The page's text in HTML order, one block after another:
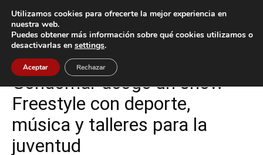
Inicio Cultura / Ocio
Cultura / Ocio Deportes Gondomar
Gondomar acoge un show
Freestyle con deporte,
música y talleres para la
juventud
Utilizamos cookies para ofrecerte la mejor experiencia en
nuestra web.
Puedes obtener más información sobre qué cookies utilizamos o
desactivarlas en settings.
Aceptar Rechazar